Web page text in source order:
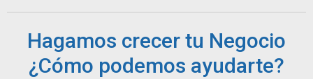
Hagamos crecer tu Negocio
¿Cómo podemos ayudarte?